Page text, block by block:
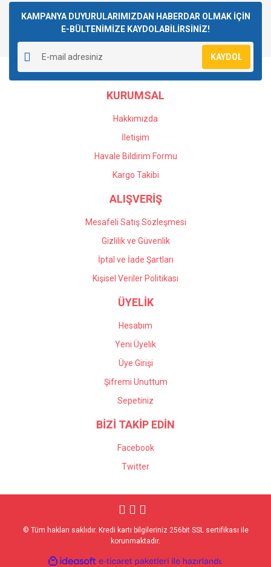
KAMPANYA DUYURULARIMIZDAN HABERDAR OLMAK İÇİN
E-BÜLTENİMİZE KAYDOLABİLİRSİNİZ!
KAYDOL
KURUMSAL
Hakkımızda
İletişim
Havale Bildirim Formu
Kargo Takibi
ALIŞVERİŞ
Mesafeli Satış Sözleşmesi
Gizlilik ve Güvenlik
İptal ve İade Şartları
Kişisel Veriler Politikası
ÜYELİK
Hesabım
Yeni Üyelik
Üye Girişi
Şifremi Unuttum
Sepetiniz
BİZİ TAKİP EDİN
Facebook
Twitter
© Tüm hakları saklıdır. Kredi kartı bilgileriniz 256bit SSL sertifikası ile
korunmaktadır.
ideasoft e-